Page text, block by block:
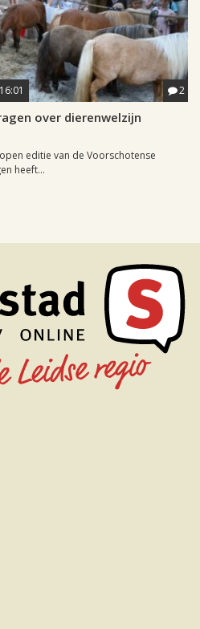
2
over dierenwelzijn
editie van de Voorschotense
heeft...